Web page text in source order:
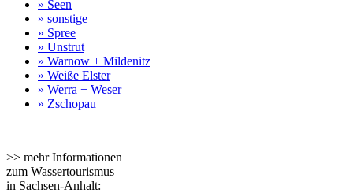
» Seen
» sonstige
» Spree
» Unstrut
» Warnow + Mildenitz
» Weiße Elster
» Werra + Weser
» Zschopau
>> mehr Informationen
zum Wassertourismus
in Sachsen-Anhalt: